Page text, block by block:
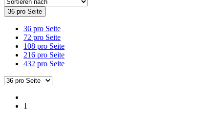
36 pro Seite
36 pro Seite
72 pro Seite
108 pro Seite
216 pro Seite
432 pro Seite
1